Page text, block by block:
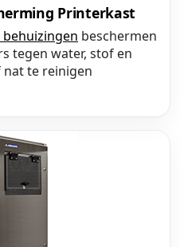
Printerkast
beschermen
tegen water, stof en
te reinigen